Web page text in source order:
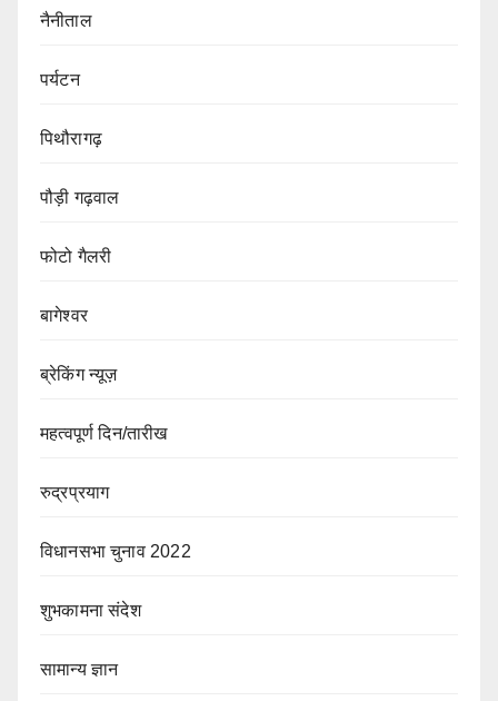
नैनीताल
पर्यटन
पिथौरागढ़
पौड़ी गढ़वाल
फोटो गैलरी
बागेश्वर
ब्रेकिंग न्यूज़
महत्वपूर्ण दिन/तारीख
रुद्रप्रयाग
विधानसभा चुनाव 2022
शुभकामना संदेश
सामान्य ज्ञान